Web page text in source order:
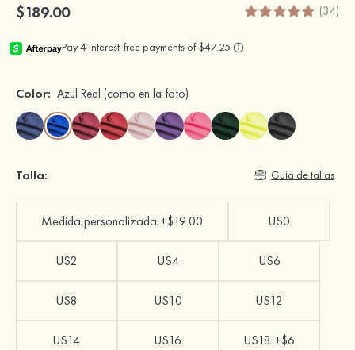
$189.00 (34)
Color: Azul Real (como en la foto)
Talla: Guía de tallas
Medida personalizada +$19.00 US0
US2 US4 US6
US8 US10 US12
US14 US16 US18 +$6